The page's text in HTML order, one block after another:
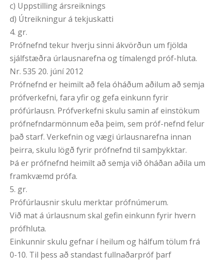
c) Uppstilling ársreiknings
d) Útreikningur á tekjuskatti
4. gr.
Prófnefnd tekur hverju sinni ákvörðun um fjölda
sjálfstæðra úrlausnarefna og tímalengd próf-hluta.
Nr. 535 20. júní 2012
Prófnefnd er heimilt að fela óháðum aðilum að semja
prófverkefni, fara yfir og gefa einkunn fyrir
prófúrlausn. Prófverkefni skulu samin af einstökum
prófnefndarmönnum eða þeim, sem próf-nefnd felur
það starf. Verkefnin og vægi úrlausnarefna innan
þeirra, skulu lögð fyrir prófnefnd til samþykktar.
Þá er prófnefnd heimilt að semja við óháðan aðila um
framkvæmd prófa.
5. gr.
Prófúrlausnir skulu merktar prófnúmerum.
Við mat á úrlausnum skal gefin einkunn fyrir hvern
prófhluta.
Einkunnir skulu gefnar í heilum og hálfum tölum frá
0-10. Til þess að standast fullnaðarpróf þarf